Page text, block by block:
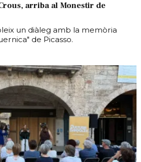
arriba al Monestir de
un diàleg amb la memòria
de Picasso.